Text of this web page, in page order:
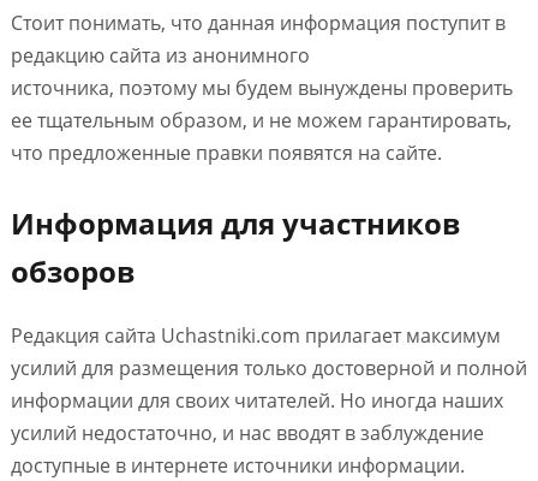
Стоит понимать, что данная информация поступит в
редакцию сайта из анонимного
источника, поэтому мы будем вынуждены проверить
ее тщательным образом, и не можем гарантировать,
что предложенные правки появятся на сайте.
Информация для участников
обзоров
Редакция сайта Uchastniki.com прилагает максимум
усилий для размещения только достоверной и полной
информации для своих читателей. Но иногда наших
усилий недостаточно, и нас вводят в заблуждение
доступные в интернете источники информации.